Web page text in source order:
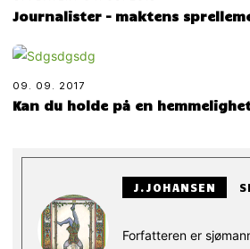
Journalister – maktens
09. 09. 2017
Kan du holde på en
J.JOHANSEN
Forfatteren er